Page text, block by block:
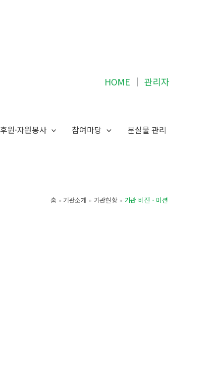
HOME │ 관리자
후원·자원봉사 참여마당 분실물 관리
홈 기관소개 기관현황 기관 비전ㆍ미션